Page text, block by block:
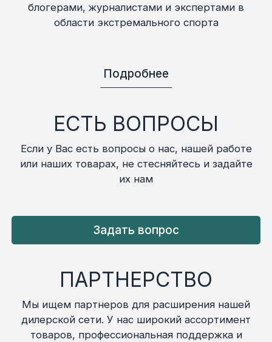
блогерами, журналистами и экспертами в
области экстремального спорта
Подробнее
ЕСТЬ ВОПРОСЫ
Если у Вас есть вопросы о нас, нашей работе
или наших товарах, не стесняйтесь и задайте
их нам
Задать вопрос
ПАРТНЕРСТВО
Мы ищем партнеров для расширения нашей
дилерской сети. У нас широкий ассортимент
товаров, профессиональная поддержка и